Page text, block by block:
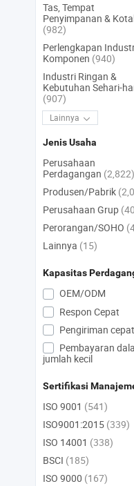
Tas, Tempat
Penyimpanan &
(982)
Perlengkapan
Komponen (940)
Industri Ringan &
Kebutuhan Sehari-
(907)
Lainnya
Jenis Usaha
Perusahaan
Perdagangan (2,822)
Produsen/Pabrik
Perusahaan Grup
Perorangan/SOHO
Lainnya (15)
Kapasitas
OEM/ODM
Respon Cepat
Pengiriman cepat
Pembayaran
jumlah kecil
Sertifikasi
ISO 9001 (541)
ISO9001:2015 (339)
ISO 14001 (338)
BSCI (185)
ISO 9000 (167)